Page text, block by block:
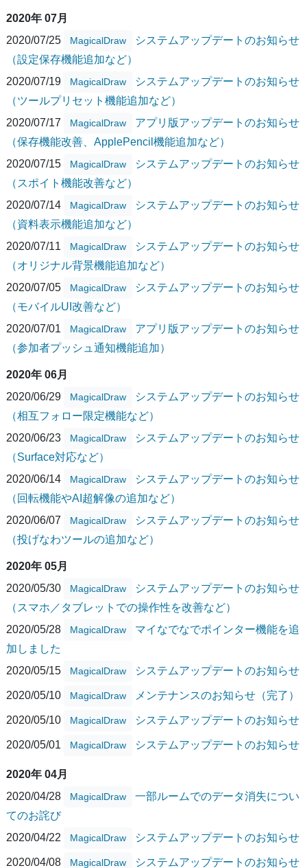
2020年 07月
2020/07/25
MagicalDraw
システムアップデートのお知らせ
（設定保存機能追加など）
2020/07/19
MagicalDraw
システムアップデートのお知らせ
（ツールプリセット機能追加など）
2020/07/17
MagicalDraw
アプリ版アップデートのお知らせ
（保存機能改善、ApplePencil機能追加など）
2020/07/15
MagicalDraw
システムアップデートのお知らせ
（スポイト機能改善など）
2020/07/14
MagicalDraw
システムアップデートのお知らせ
（資料表示機能追加など）
2020/07/11
MagicalDraw
システムアップデートのお知らせ
（オリジナル背景機能追加など）
2020/07/05
MagicalDraw
システムアップデートのお知らせ
（モバイルUI改善など）
2020/07/01
MagicalDraw
アプリ版アップデートのお知らせ
（参加者プッシュ通知機能追加）
2020年 06月
2020/06/29
MagicalDraw
システムアップデートのお知らせ
（相互フォロー限定機能など）
2020/06/23
MagicalDraw
システムアップデートのお知らせ
（Surface対応など）
2020/06/14
MagicalDraw
システムアップデートのお知らせ
（回転機能やAI超解像の追加など）
2020/06/07
MagicalDraw
システムアップデートのお知らせ
（投げなわツールの追加など）
2020年 05月
2020/05/30
MagicalDraw
システムアップデートのお知らせ
（スマホ／タブレットでの操作性を改善など）
2020/05/28
MagicalDraw
マイなでなでポインター機能を追
加しました
2020/05/15
MagicalDraw システムアップデートのお知らせ
2020/05/10 MagicalDraw メンテナンスのお知らせ（完了）
2020/05/10 MagicalDraw システムアップデートのお知らせ
2020/05/01 MagicalDraw システムアップデートのお知らせ
2020年 04月
2020/04/28
MagicalDraw
一部ルームでのデータ消失につい
てのお詫び
2020/04/22
MagicalDraw システムアップデートのお知らせ
2020/04/08 MagicalDraw システムアップデートのお知らせ